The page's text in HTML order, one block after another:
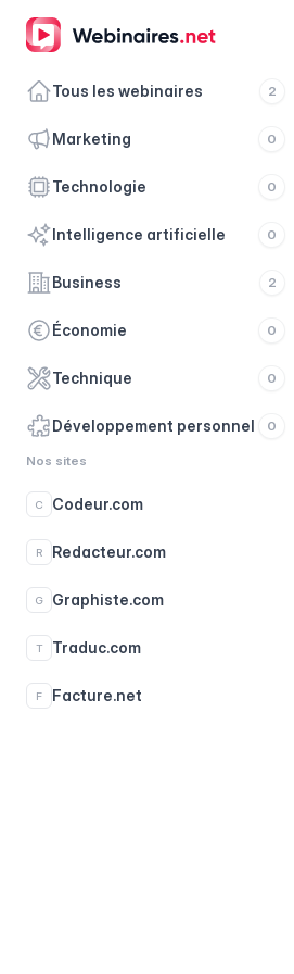
Tous les webinaires 2
marketing 0
technologie 0
intelligence artificielle 0
business 2
économie 0
technique 0
développement personnel 0
Nos sites
C Codeur.com
R Redacteur.com
G Graphiste.com
T Traduc.com
F Facture.net